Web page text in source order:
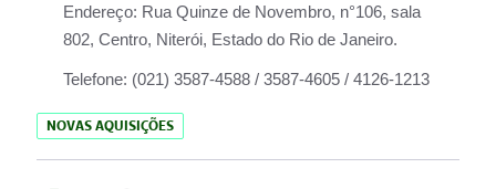
Endereço: Rua Quinze de Novembro, n°106, sala
802, Centro, Niterói, Estado do Rio de Janeiro.
Telefone: (021) 3587-4588 / 3587-4605 / 4126-1213
NOVAS AQUISIÇÕES